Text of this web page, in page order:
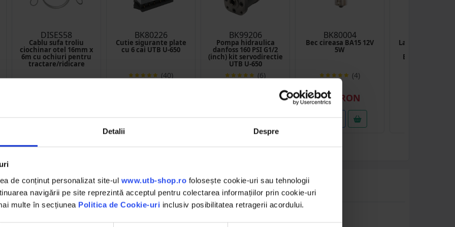
Detalii Despre
de conținut personalizat site-ul www.utb-shop.ro folosește cookie-uri sau tehnologii
navigării pe site reprezintă acceptul pentru colectarea informațiilor prin cookie-uri
multe în secțiunea Politica de Cookie-uri inclusiv posibilitatea retragerii acordului.
DISES58
Cablu sufa troliu
ciochinar otel 16mm x
6m cu ochiuri pentru
tractare/ridicare
Detalii
BK80226
Cutie sigurante plate
cu 6 cai UTB U-650
(40)
Detalii
BK99206
Pompa hidraulica
danfoss 160 PSI G1/2
(inch) kit servodirectie
UTB U-650
(6)
Detalii
BK80004
Bec cireasa BA15 12V
5W
(4)
0.62 RON
Detalii
Lama dreapta
Breckner
22.5 cm3